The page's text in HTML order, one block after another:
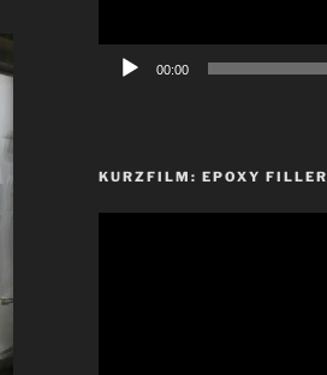
00:00
KURZFILM: EPOXY FILLER